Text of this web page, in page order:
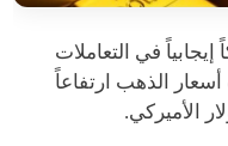
في التعاملات
الذهب ارتفاعاً
الأميركي.